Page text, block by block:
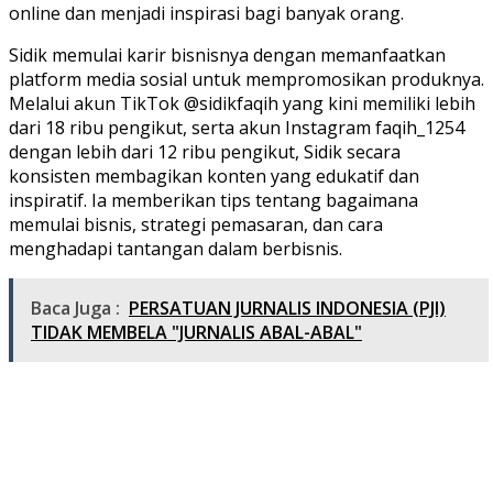
online dan menjadi inspirasi bagi banyak orang.
Sidik memulai karir bisnisnya dengan memanfaatkan
platform media sosial untuk mempromosikan produknya.
Melalui akun TikTok @sidikfaqih yang kini memiliki lebih
dari 18 ribu pengikut, serta akun Instagram faqih_1254
dengan lebih dari 12 ribu pengikut, Sidik secara
konsisten membagikan konten yang edukatif dan
inspiratif. Ia memberikan tips tentang bagaimana
memulai bisnis, strategi pemasaran, dan cara
menghadapi tantangan dalam berbisnis.
Baca Juga : PERSATUAN JURNALIS INDONESIA (PJI)
TIDAK MEMBELA "JURNALIS ABAL-ABAL"